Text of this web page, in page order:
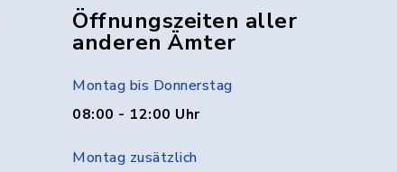
Öffnungszeiten aller
anderen Ämter
Montag bis Donnerstag
08:00 - 12:00 Uhr
Montag zusätzlich